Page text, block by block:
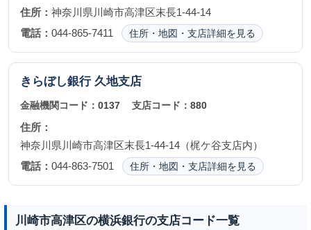
住所： 神奈川県川崎市高津区末長1-44-14
電話： 044-865-7411 住所・地図・支店詳細を見る
きらぼし銀行 久地支店
金融機関コード： 0137 支店コード：880
住所：
神奈川県川崎市高津区末長1-44-14（梶ケ谷支店内）
電話： 044-863-7501 住所・地図・支店詳細を見る
川崎市高津区の横浜銀行の支店コード一覧